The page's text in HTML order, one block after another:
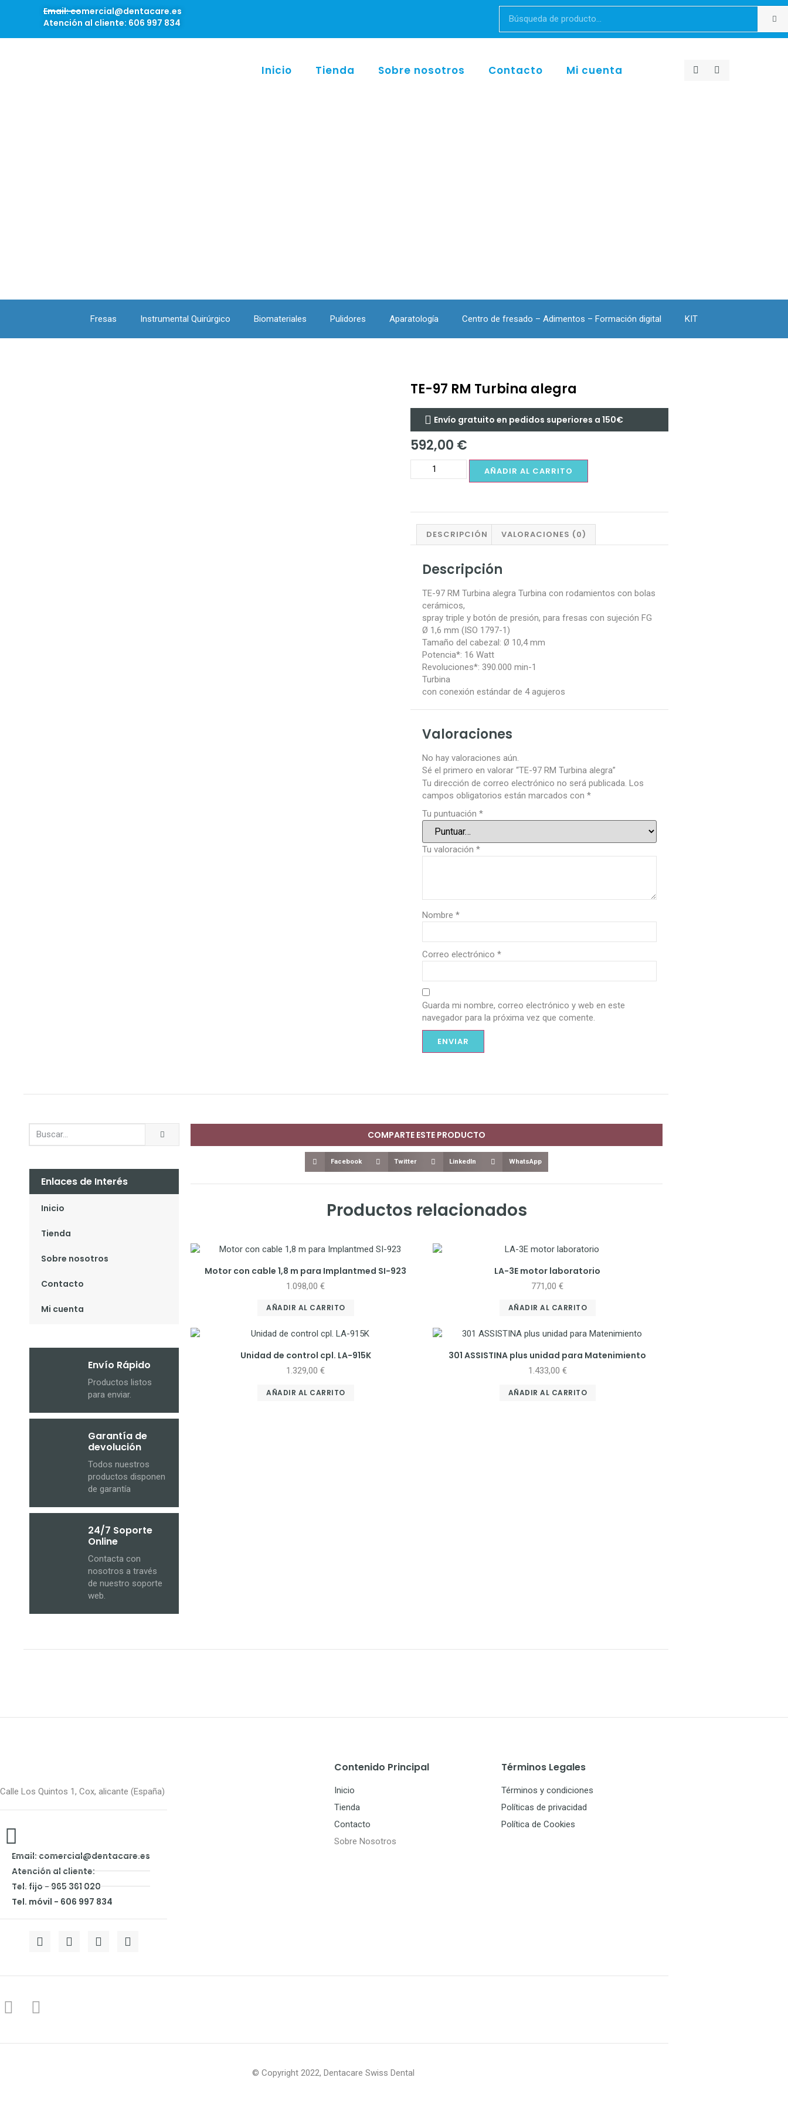
Email: comercial@dentacare.es
Atención al cliente: 606 997 834
Inicio Tienda Sobre nosotros Contacto Mi cuenta
Fresas Instrumental Quirúrgico Biomateriales Pulidores Aparatología Centro de fresado – Adimentos – Formación digital KIT
TE-97 RM Turbina alegra
Envío gratuito en pedidos superiores a 150€
592,00 €
AÑADIR AL CARRITO
DESCRIPCIÓN VALORACIONES (0)
Descripción
TE-97 RM Turbina alegra Turbina con rodamientos con bolas
cerámicos,
spray triple y botón de presión, para fresas con sujeción FG
Ø 1,6 mm (ISO 1797-1)
Tamaño del cabezal: Ø 10,4 mm
Potencia*: 16 Watt
Revoluciones*: 390.000 min-1
Turbina
con conexión estándar de 4 agujeros
Valoraciones
No hay valoraciones aún.
Sé el primero en valorar “TE-97 RM Turbina alegra”
Tu dirección de correo electrónico no será publicada. Los
campos obligatorios están marcados con *
Tu puntuación *
Tu valoración *
Nombre *
Correo electrónico *
Guarda mi nombre, correo electrónico y web en este
navegador para la próxima vez que comente.
Enlaces de Interés
Inicio
Tienda
Sobre nosotros
Contacto
Mi cuenta
Envío Rápido
Productos listos
para enviar.
Garantía de
devolución
Todos nuestros
productos disponen
de garantía
24/7 Soporte
Online
Contacta con
nosotros a través
de nuestro soporte
web.
COMPARTE ESTE PRODUCTO
Facebook Twitter LinkedIn WhatsApp
Productos relacionados
Motor con cable 1,8 m para Implantmed SI-923
1.098,00€
AÑADIR AL CARRITO
LA-3E motor laboratorio
771,00€
AÑADIR AL CARRITO
Unidad de control cpl. LA-915K
1.329,00€
AÑADIR AL CARRITO
301 ASSISTINA plus unidad para Matenimiento
1.433,00 €
AÑADIR AL CARRITO
Calle Los Quintos 1, Cox, alicante (España)
Email: comercial@dentacare.es
Atención al cliente:
Tel. fijo - 965 361 020
Tel. móvil - 606 997 834
Contenido Principal
Inicio
Tienda
Contacto
Sobre Nosotros
Términos Legales
Términos y condiciones
Políticas de privacidad
Política de Cookies
© Copyright 2022, Dentacare Swiss Dental